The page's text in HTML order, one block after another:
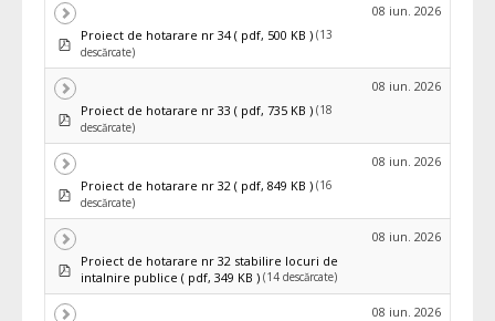
pdfProiect de hotarare nr 34 ( pdf, 500 KB ) (13
descărcate)
08 iun. 2026
pdfProiect de hotarare nr 33 ( pdf, 735 KB ) (18
descărcate)
08 iun. 2026
pdfProiect de hotarare nr 32 ( pdf, 849 KB ) (16
descărcate)
08 iun. 2026
pdfProiect de hotarare nr 32 stabilire locuri de
intalnire publice ( pdf, 349 KB ) (14 descărcate)
08 iun. 2026
08 iun. 2026